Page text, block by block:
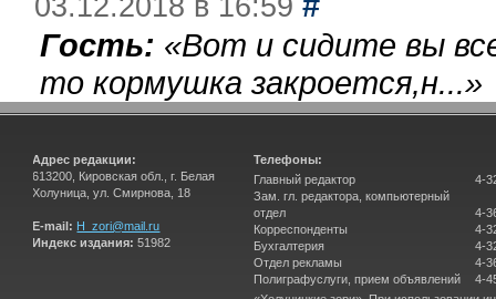
03.12.2018 в 16:59
Гость: «Вот и сидите вы
то кормушка закроется,н...»
Адрес редакции:
613200, Кировская обл., г. Белая
Холуница, ул. Смирнова, 18
E-mail: H_zori@mail.ru
Индекс издания: 51982
Телефоны:
Главный редактор
Зам. гл. редактора, компьютерный
отдел
Корреспонденты
Бухгалтерия
Отдел рекламы
Полиграфуслуги, прием объявлений
4-
4-
4-
4-
4-
4-